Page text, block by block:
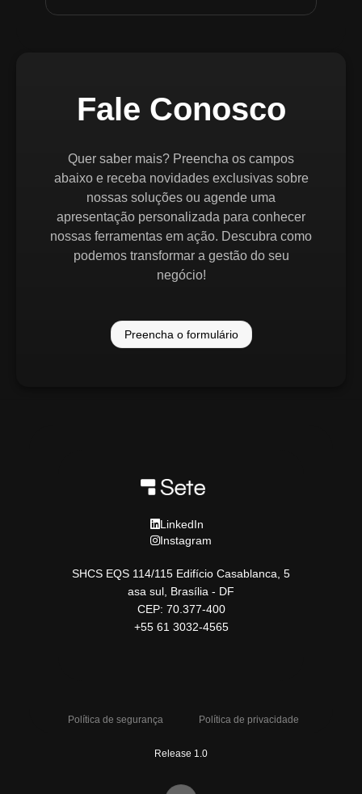
Fale Conosco
Quer saber mais? Preencha os campos
abaixo e receba novidades exclusivas sobre
nossas soluções ou agende uma
apresentação personalizada para conhecer
nossas ferramentas em ação. Descubra como
podemos transformar a gestão do seu
negócio!
Preencha o formulário
LinkedIn
Instagram
SHCS EQS 114/115 Edifício Casablanca, 5
asa sul, Brasília - DF
CEP: 70.377-400
+55 61 3032-4565
Política de segurança Política de privacidade
Release 1.0